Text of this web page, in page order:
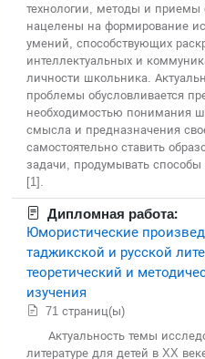
технологии, методы и приемы
нацелены на формирование
умений, способствующих
интеллектуальных и
личности школьника.
проблемы обусловливается
необходимостью понимания
смысла и предназначения
самостоятельно ставить
задачи, продумывать способы
[1].
Дипломная работа:
Юмористические
таджикской и русской
теоретический и
изучения
71 страниц(ы)
Актуальность темы
литературе для детей в XX